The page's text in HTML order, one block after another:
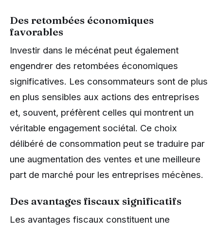
Des retombées économiques
favorables
Investir dans le mécénat peut également
engendrer des retombées économiques
significatives. Les consommateurs sont de plus
en plus sensibles aux actions des entreprises
et, souvent, préfèrent celles qui montrent un
véritable engagement sociétal. Ce choix
délibéré de consommation peut se traduire par
une augmentation des ventes et une meilleure
part de marché pour les entreprises mécènes.
Des avantages fiscaux significatifs
Les avantages fiscaux constituent une